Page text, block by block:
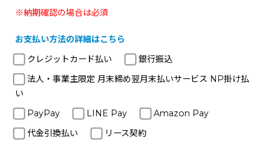
※納期確認の場合は必須
お支払い方法の詳細はこちら
クレジットカード払い
銀行振込
法人・事業主限定 月末締め翌月末払いサービス NP掛け払
い
PayPay
LINE Pay
Amazon Pay
代金引換払い
リース契約